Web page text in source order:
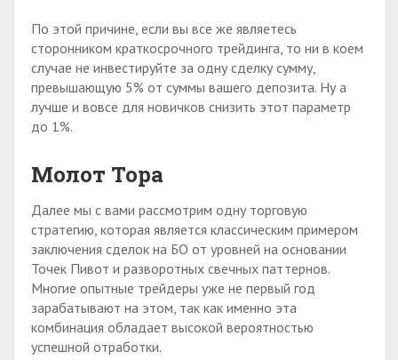
По этой причине, если вы все же являетесь
сторонником краткосрочного трейдинга, то ни в коем
случае не инвестируйте за одну сделку сумму,
превышающую 5% от суммы вашего депозита. Ну а
лучше и вовсе для новичков снизить этот параметр
до 1%.
Молот Тора
Далее мы с вами рассмотрим одну торговую
стратегию, которая является классическим примером
заключения сделок на БО от уровней на основании
Точек Пивот и разворотных свечных паттернов.
Многие опытные трейдеры уже не первый год
зарабатывают на этом, так как именно эта
комбинация обладает высокой вероятностью
успешной отработки.